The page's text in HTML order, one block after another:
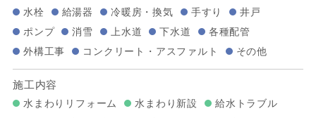
水栓
給湯器 冷暖房・換気 手すり
井戸
ポンプ
消雪 上水道 下水道
各種配管
外構工事
コンクリート・アスファルト その他
施工内容
水まわりリフォーム 水まわり新設
給水トラブル